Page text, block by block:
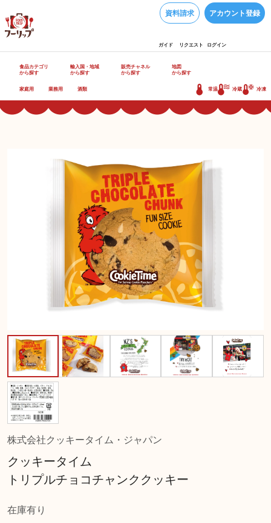
資料請求 アカウント登録
ガイド リクエスト ログイン
食品カテゴリ
から探す
輸入国・地域
から探す
販売チャネル
から探す
地図
から探す
家庭用 業務用 酒類 常温 冷蔵 冷凍
株式会社クッキータイム・ジャパン
クッキータイム
トリプルチョコチャンククッキー
在庫有り